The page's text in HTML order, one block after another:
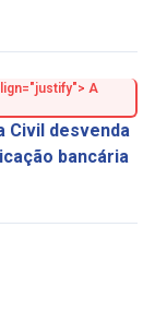
A
Civil desvenda
bancária